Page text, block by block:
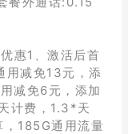
惠1、激活后首
减免13元，添
减免6元，添加
计费，1.3*天
185G通用流量